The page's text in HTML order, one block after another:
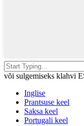
või sulgemiseks klahvi
Inglise
Prantsuse keel
Saksa keel
Portugali keel